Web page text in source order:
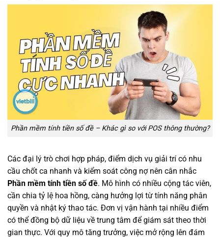
Phần mềm tính tiền số đề – Khác gì so với POS thông thường?
Các đại lý trò chơi hợp pháp, điểm dịch vụ giải trí có nhu
cầu chốt ca nhanh và kiểm soát công nợ nên cân nhắc
Phần mềm tính tiền số đề. Mô hình có nhiều cộng tác viên,
cần chia tỷ lệ hoa hồng, càng hưởng lợi từ tính năng phân
quyền và nhật ký thao tác. Đơn vị vận hành tại nhiều điểm
có thể đồng bộ dữ liệu về trung tâm để giám sát theo thời
gian thực. Với quy mô tăng trưởng, việc mở rộng lên đám